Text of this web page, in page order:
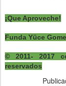
¡Que Aproveche!
Funda Yüce
© 2011- 2017
reservados